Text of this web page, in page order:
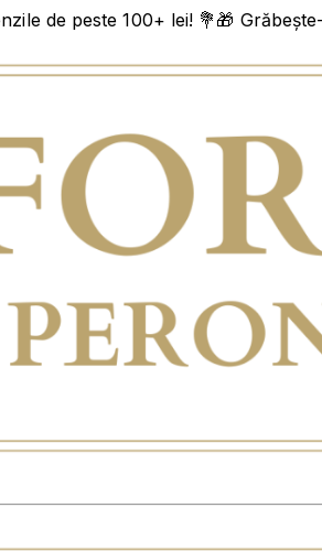
de peste 100+ lei! 💐🎁